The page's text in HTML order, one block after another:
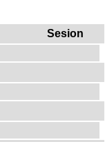
Sesion